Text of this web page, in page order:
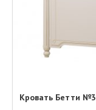
Кровать Бетти №3